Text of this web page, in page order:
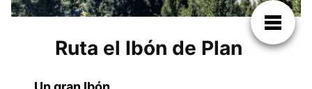
Ruta el Ibón de Plan